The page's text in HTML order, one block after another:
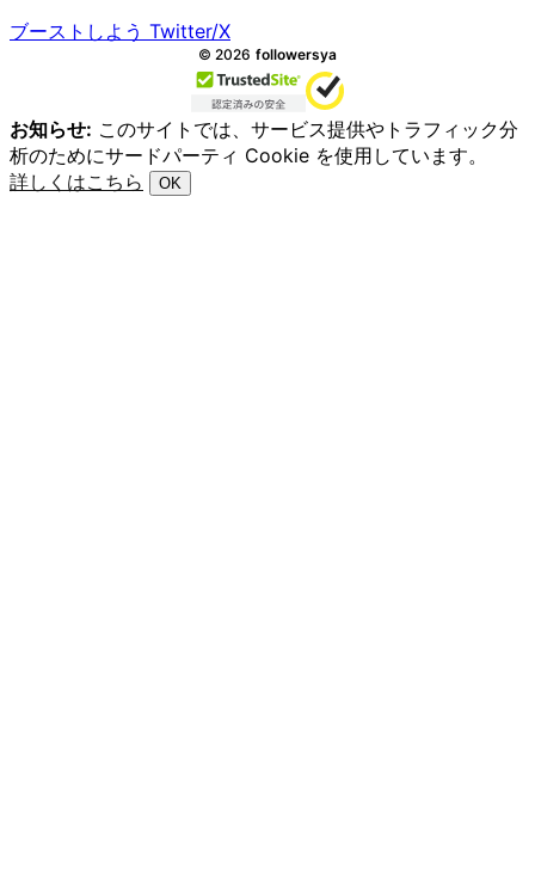
ブーストしよう Twitter/X
全著作権所有.
© 2026 followersya
お知らせ: このサイトでは、サービス提供やトラフィック分
析のためにサードパーティ Cookie を使用しています。
詳しくはこちら
OK